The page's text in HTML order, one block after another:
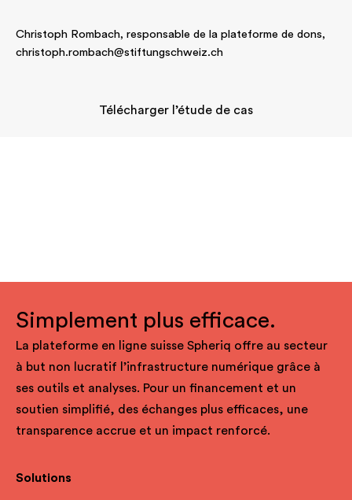
Christoph Rombach, responsable de la plateforme de dons,
christoph.rombach@stiftungschweiz.ch
Télécharger l’étude de cas
Simplement plus efficace.
La plateforme en ligne suisse Spheriq offre au secteur
à but non lucratif l’infrastructure numérique grâce à
ses outils et analyses. Pour un financement et un
soutien simplifié, des échanges plus efficaces, une
transparence accrue et un impact renforcé.
Solutions